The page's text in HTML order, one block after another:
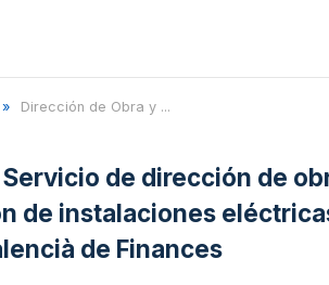
Dirección de Obra y ...
de dirección de
de instalaciones
de Finances